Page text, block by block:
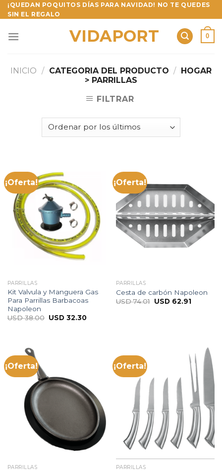
Skip
to
¡QUEDAN POQUITOS DÍAS PARA NAVIDAD! NO TE QUEDES
SIN EL REGALO
VIDAPORT 0
INICIO / CATEGORIA DEL PRODUCTO / HOGAR
> PARRILLAS
FILTRAR
¡Oferta!
PARRILLAS
Kit Valvula y Manguera Gas
Para Parrillas Barbacoas
Napoleon
USD38.00 USD 32.30
¡Oferta!
PARRILLAS
Cesta de carbón Napoleon
USD74.01 USD 62.91
¡Oferta!
PARRILLAS
¡Oferta!
PARRILLAS